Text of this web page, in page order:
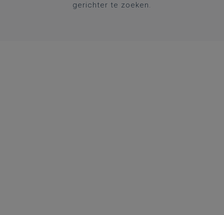
gerichter te zoeken.